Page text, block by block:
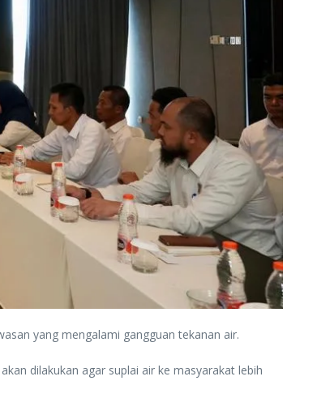
yang mengalami gangguan tekanan air.
dilakukan agar suplai air ke masyarakat lebih